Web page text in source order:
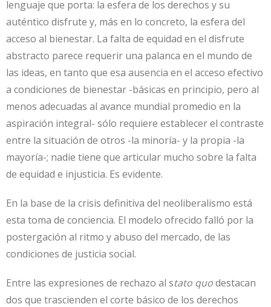
lenguaje que porta: la esfera de los derechos y su
auténtico disfrute y, más en lo concreto, la esfera del
acceso al bienestar. La falta de equidad en el disfrute
abstracto parece requerir una palanca en el mundo de
las ideas, en tanto que esa ausencia en el acceso efectivo
a condiciones de bienestar -básicas en principio, pero al
menos adecuadas al avance mundial promedio en la
aspiración integral- sólo requiere establecer el contraste
entre la situación de otros -la minoría- y la propia -la
mayoría-; nadie tiene que articular mucho sobre la falta
de equidad e injusticia. Es evidente.
En la base de la crisis definitiva del neoliberalismo está
esta toma de conciencia. El modelo ofrecido falló por la
postergación al ritmo y abuso del mercado, de las
condiciones de justicia social.
Entre las expresiones de rechazo al stato quodestacan
dos que trascienden el corte básico de los derechos